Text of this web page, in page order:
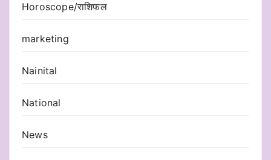
Horoscope/राशिफल
marketing
Nainital
National
News